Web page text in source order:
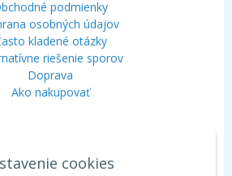
cookies
podmienky
osobných údajov
kladené otázky
riešenie sporov
Doprava
Ako nakupovať
+421 948 120 323